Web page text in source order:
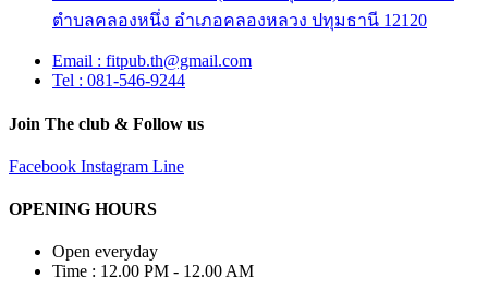
ตำบลคลองหนึ่ง อำเภอคลองหลวง ปทุมธานี 12120
Email : fitpub.th@gmail.com
Tel : 081-546-9244
Join The club & Follow us
Facebook Instagram Line
OPENING HOURS
Open everyday
Time : 12.00 PM - 12.00 AM